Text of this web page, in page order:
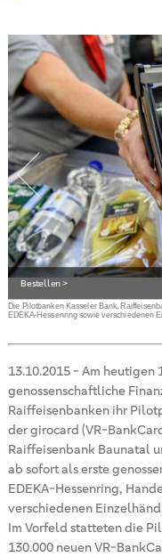
Bestellen >
Die Pilotbanken Kasseler Bank,
EDEKA-Hessenring sowie verschiedenen
13.10.2015- Am heutigen
genossenschaftliche
Raiffeisenbanken ihr
der girocard (VR-
Raiffeisenbank Baunatal
ab sofort als erste
EDEKA-Hessenring,
verschiedenen
Im Vorfeld statteten die
130.000 neuen VR-